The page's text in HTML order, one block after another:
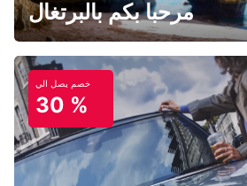
مرحبا بكم بالبرتغال
خصم يصل الي
30 %